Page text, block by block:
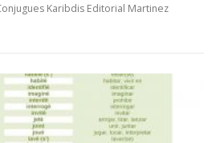
Karibdis Editorial Martinez